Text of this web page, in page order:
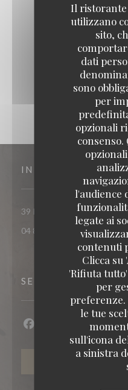
Il
utilizzano
sito,
dati
sono
per
opzionali
consenso.
l'audience
legate ai
contenuti
Clicca su
'Rifiuta
per
preferenze.
le tue
sull'icona
a sinistra
INDIRIZZO
39 Rue des Arènes 13200
04 84 84 91 70
SEGUICI
Facebook ((apre
Instagram